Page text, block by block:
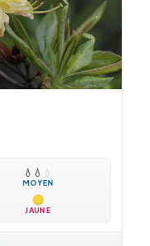
💧 💧 💧
MOYEN
JAUNE